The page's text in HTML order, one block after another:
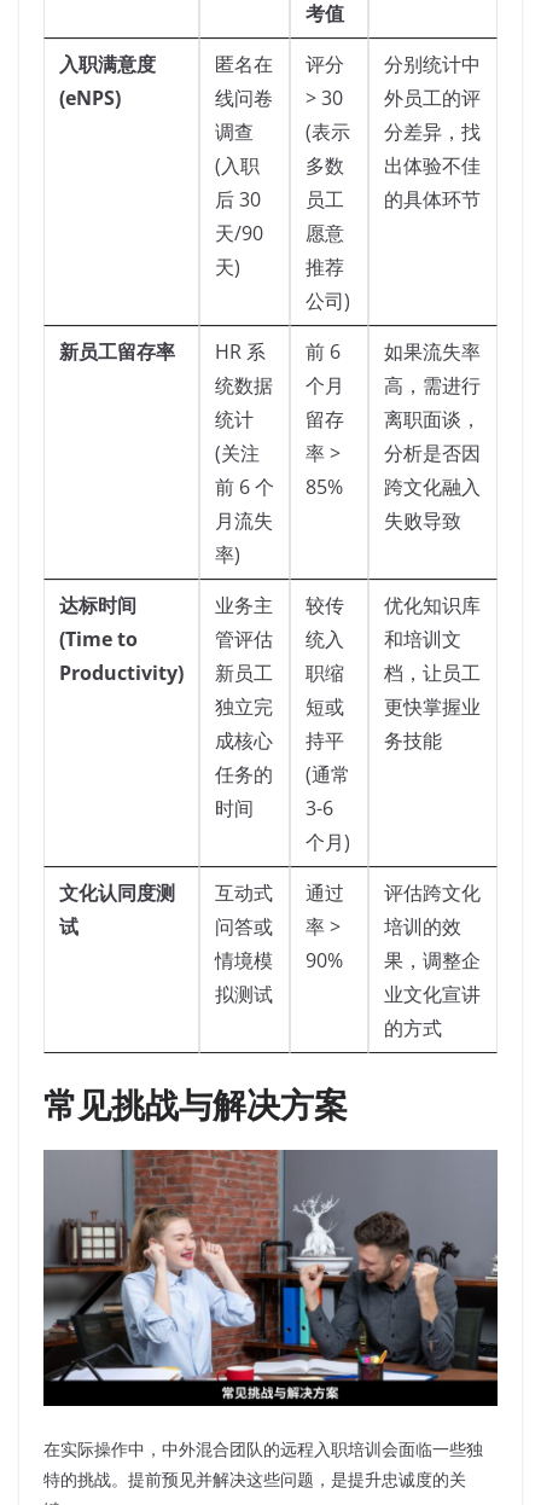
考值
入职满意度
(eNPS)
匿名在
线问卷
调查
(入职
后 30
天/90
天)
评分
> 30
(表示
多数
员工
愿意
推荐
公司)
分别统计中
外员工的评
分差异，找
出体验不佳
的具体环节
新员工留存率
HR 系
统数据
统计
(关注
前 6 个
月流失
率)
前 6
个月
留存
率 >
85%
如果流失率
高，需进行
离职面谈，
分析是否因
跨文化融入
失败导致
达标时间
(Time to
Productivity)
业务主
管评估
新员工
独立完
成核心
任务的
时间
较传
统入
职缩
短或
持平
(通常
3-6
个月)
优化知识库
和培训文
档，让员工
更快掌握业
务技能
文化认同度测
试
互动式
问答或
情境模
拟测试
通过
率 >
90%
评估跨文化
培训的效
果，调整企
业文化宣讲
的方式
常见挑战与解决方案
在实际操作中，中外混合团队的远程入职培训会面临一些独
特的挑战。提前预见并解决这些问题，是提升忠诚度的关